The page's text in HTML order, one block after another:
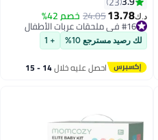
وضعين
د.ك‏13.78
24.05خصم 42%
#16 في ملحقات عربات الأطفال
#16 في ملحقات عربات الأطفال
لك رصيد مسترجع 10% + 1
احصل عليه خلال 14 - 15